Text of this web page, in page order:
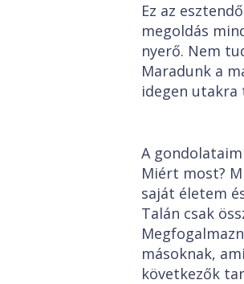
Ez az
megoldás
nyerő. Nem
Maradunk a
idegen utakra
A
Miért most?
saját életem
Talán csak
másoknak,
következők